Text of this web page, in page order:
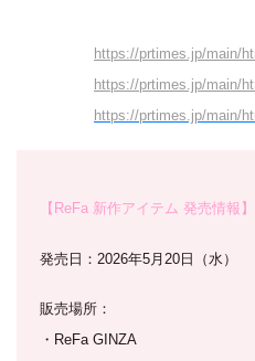
https://prtimes.jp/main/
https://prtimes.jp/main/
https://prtimes.jp/main/
【ReFa 新作アイテム 発売情報】
発売日：2026年5月20日（水）
販売場所：
・ReFa GINZA